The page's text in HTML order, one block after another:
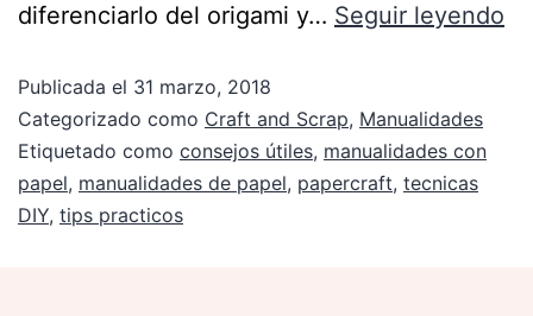
diferenciarlo del origami y… Seguir leyendo
Publicada el 31 marzo, 2018
Categorizado como Craft and Scrap, Manualidades
Etiquetado como consejos útiles, manualidades con
papel, manualidades de papel, papercraft, tecnicas
DIY, tips practicos